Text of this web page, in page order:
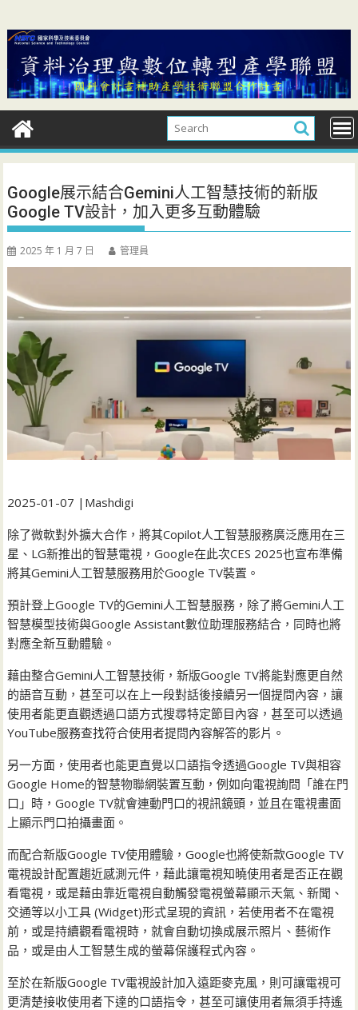
to
content
Google展示結合Gemini人工智慧技術的新版
Google TV設計，加入更多互動體驗
2025 年 1 月 7 日 管理員
2025-01-07 |Mashdigi
除了微軟對外擴大合作，將其Copilot人工智慧服務廣泛應用在三
星、LG新推出的智慧電視，Google在此次CES 2025也宣布準備
將其Gemini人工智慧服務用於Google TV裝置。
預計登上Google TV的Gemini人工智慧服務，除了將Gemini人工
智慧模型技術與Google Assistant數位助理服務結合，同時也將
對應全新互動體驗。
藉由整合Gemini人工智慧技術，新版Google TV將能對應更自然
的語音互動，甚至可以在上一段對話後接續另一個提問內容，讓
使用者能更直觀透過口語方式搜尋特定節目內容，甚至可以透過
YouTube服務查找符合使用者提問內容解答的影片。
另一方面，使用者也能更直覺以口語指令透過Google TV與相容
Google Home的智慧物聯網裝置互動，例如向電視詢問「誰在門
口」時，Google TV就會連動門口的視訊鏡頭，並且在電視畫面
上顯示門口拍攝畫面。
而配合新版Google TV使用體驗，Google也將使新款Google TV
電視設計配置趨近感測元件，藉此讓電視知曉使用者是否正在觀
看電視，或是藉由靠近電視自動觸發電視螢幕顯示天氣、新聞、
交通等以小工具 (Widget)形式呈現的資訊，若使用者不在電視
前，或是持續觀看電視時，就會自動切換成展示照片、藝術作
品，或是由人工智慧生成的螢幕保護程式內容。
至於在新版Google TV電視設計加入遠距麥克風，則可讓電視可
更清楚接收使用者下達的口語指令，甚至可讓使用者無須手持遙